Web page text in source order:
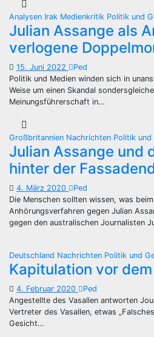
Analysen Irak Medienkritik Politik und
Julian Assange als
verlogene
15. Juni 2022
Ped
Politik und Medien winden sich in
Weise um einen Skandal
Meinungsführerschaft in…
Großbritannien Nachrichten Politik
Julian Assange und
hinter der
4. März 2020
Ped
Die Menschen sollten wissen, was
Anhörungsverfahren gegen Julian
gegen den australischen Journalisten
Deutschland Nachrichten Politik und
Kapitulation vor
4. Februar 2020
Ped
Angestellte des Vasallen antworten
Vertreter des Vasallen, etwas
Gesicht…